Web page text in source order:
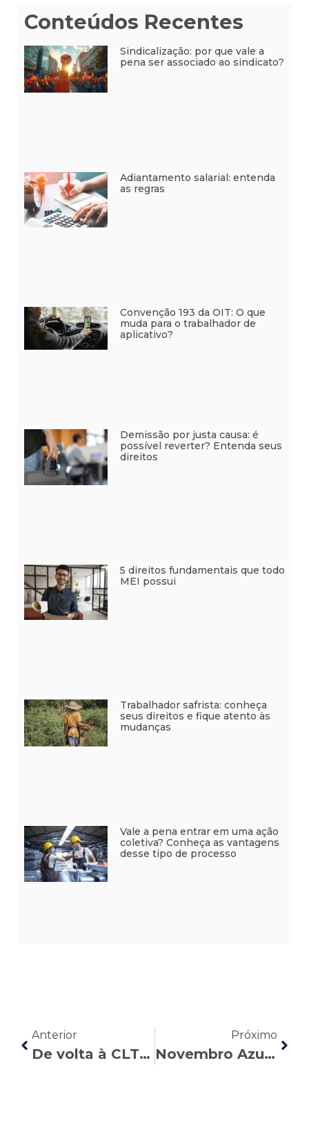
Conteúdos Recentes
Sindicalização: por que vale a
pena ser associado ao sindicato?
Adiantamento salarial: entenda
as regras
Convenção 193 da OIT: O que
muda para o trabalhador de
aplicativo?
Demissão por justa causa: é
possível reverter? Entenda seus
direitos
5 direitos fundamentais que todo
MEI possui
Trabalhador safrista: conheça
seus direitos e fique atento às
mudanças
Vale a pena entrar em uma ação
coletiva? Conheça as vantagens
desse tipo de processo
Anterior
De volta à CLT: por que influenciadores estão voltando ao modelo formal de trabalho
Próximo
Novembro Azul e os direitos trabalhistas: saúde masculina e proteção no trabalho caminham juntas